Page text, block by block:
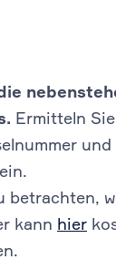
Ermitteln
betrachten,
kann hier